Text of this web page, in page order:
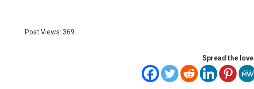
Post Views: 369
Spread the love